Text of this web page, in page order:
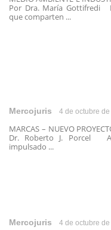
Por Dra. María Gottifredi
que comparten ...
Mercojuris 4 de octubre de
MARCAS – NUEVO
Dr. Roberto J. Porcel
impulsado ...
Mercojuris 4 de octubre de